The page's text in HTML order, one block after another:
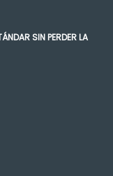
SIN PERDER LA